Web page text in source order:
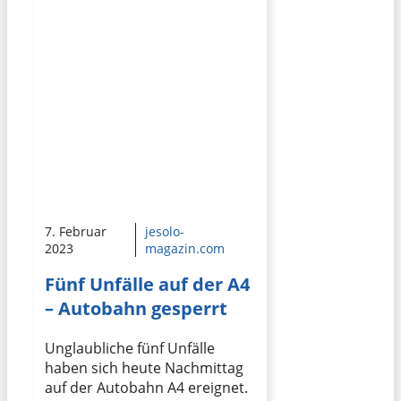
7. Februar
2023
jesolo-
magazin.com
Fünf Unfälle auf der A4
– Autobahn gesperrt
Unglaubliche fünf Unfälle
haben sich heute Nachmittag
auf der Autobahn A4 ereignet.